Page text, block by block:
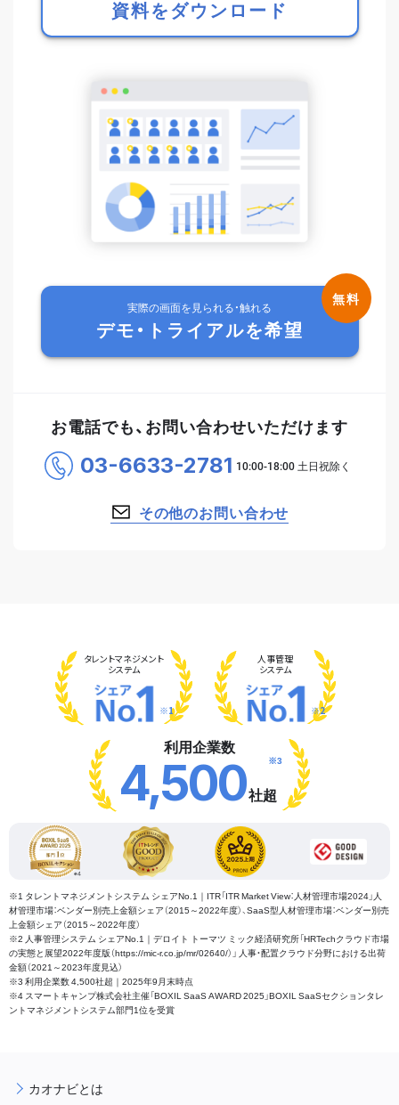
資料をダウンロード
実際の画面を見られる・触れる
デモ・トライアルを希望
お電話でも、お問い合わせいただけます
03-6633-2781
その他のお問い合わせ
タレントマネジメント
システム
※1
人事管理
システム
※2
利用企業数
4,500社超
※3
※1 タレントマネジメントシステム シェアNo.1｜ITR「ITR Market View：人材管理市場2024」人
材管理市場：ベンダー別売上金額シェア（2015～2022年度）、SaaS型人材管理市場：ベンダー別売
上金額シェア（2015～2022年度）
※2 人事管理システム シェアNo.1｜デロイト トーマツ ミック経済研究所「HRTechクラウド市場
の実態と展望2022年度版（https://mic-r.co.jp/mr/02640/）」 人事・配置クラウド分野における出荷
金額（2021～2023年度見込）
※3 利用企業数 4,500社超｜2025年9月末時点
※4 スマートキャンプ株式会社主催「BOXIL SaaS AWARD 2025」BOXIL SaaSセクションタレ
ントマネジメントシステム部門1位を受賞
カオナビとは